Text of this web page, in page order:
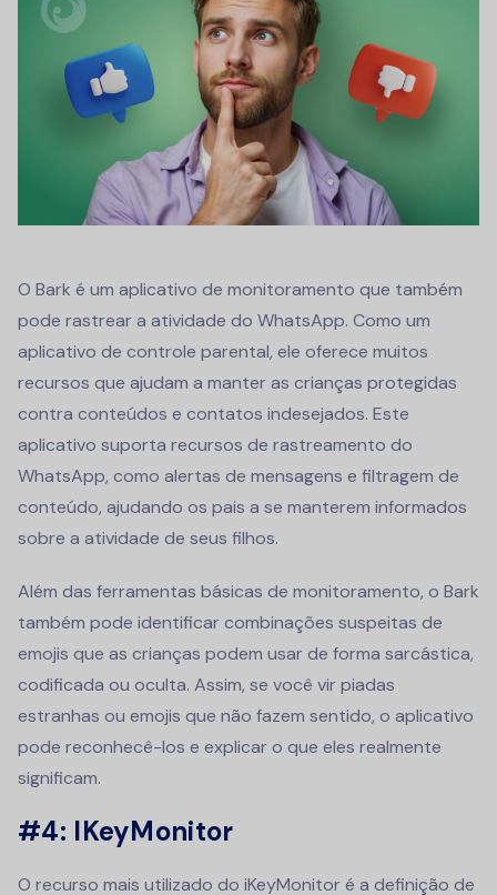
O Bark é um aplicativo de monitoramento que também
pode rastrear a atividade do WhatsApp. Como um
aplicativo de controle parental, ele oferece muitos
recursos que ajudam a manter as crianças protegidas
contra conteúdos e contatos indesejados. Este
aplicativo suporta recursos de rastreamento do
WhatsApp, como alertas de mensagens e filtragem de
conteúdo, ajudando os pais a se manterem informados
sobre a atividade de seus filhos.
Além das ferramentas básicas de monitoramento, o Bark
também pode identificar combinações suspeitas de
emojis que as crianças podem usar de forma sarcástica,
codificada ou oculta. Assim, se você vir piadas
estranhas ou emojis que não fazem sentido, o aplicativo
pode reconhecê-los e explicar o que eles realmente
significam.
#4: IKeyMonitor
O recurso mais utilizado do iKeyMonitor é a definição de